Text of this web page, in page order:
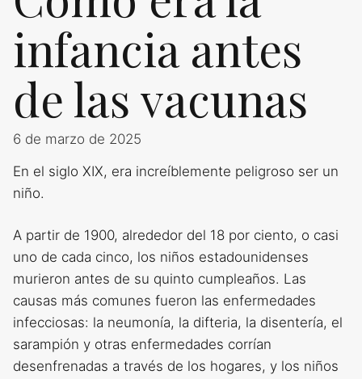
infancia antes
de las vacunas
6 de marzo de 2025
En el siglo XIX, era increíblemente peligroso ser un
niño.
A partir de 1900, alrededor del 18 por ciento, o casi
uno de cada cinco, los niños estadounidenses
murieron antes de su quinto cumpleaños. Las
causas más comunes fueron las enfermedades
infecciosas: la neumonía, la difteria, la disentería, el
sarampión y otras enfermedades corrían
desenfrenadas a través de los hogares, y los niños